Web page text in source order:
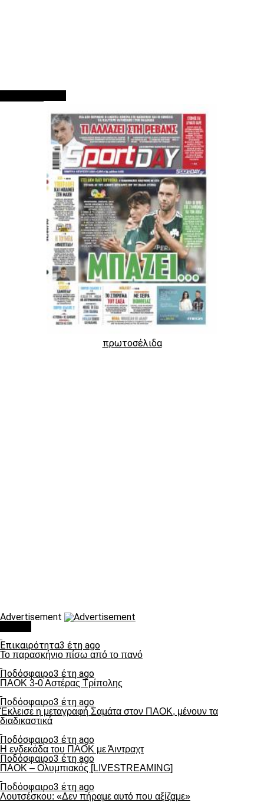
πρωτοσέλιδα
Advertisement
Επικαιρότητα3 έτη ago
Το παρασκήνιο πίσω από το πανό
Ποδόσφαιρο3 έτη ago
ΠΑΟΚ 3-0 Αστέρας Τρίπολης
Ποδόσφαιρο3 έτη ago
Έκλεισε η μεταγραφή Σαμάτα στον ΠΑΟΚ, μένουν τα
διαδικαστικά
Ποδόσφαιρο3 έτη ago
Η ενδεκάδα του ΠΑΟΚ με Άιντραχτ
Ποδόσφαιρο3 έτη ago
ΠΑΟΚ – Ολυμπιακός [LIVESTREAMING]
Ποδόσφαιρο3 έτη ago
Λουτσέσκου: «Δεν πήραμε αυτό που αξίζαμε»